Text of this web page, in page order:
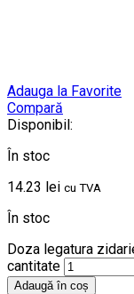
Adauga la Favorite
Compară
Disponibil:
În stoc
14.23 lei cu TVA
În stoc
Doza legatura
cantitate
Adaugă în coș